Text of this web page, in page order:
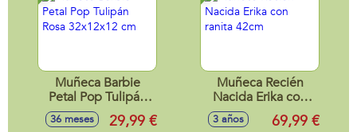
Muñeca Barbie
Petal Pop Tulipán
Rosa 32x12x12 cm
36 meses 29,99 €
Muñeca Recién
Nacida Erika con
ranita 42cm
3 años 69,99 €